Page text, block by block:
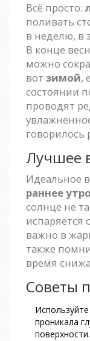
Всё просто:
поливать
в неделю, в
В конце
можно
вот зимой,
состоянии
проводят
говорилось
Лучшее
Идеальное
раннее утро
солнце не
испаряется
важно в
также
время
Советы
проникала
поверхности.